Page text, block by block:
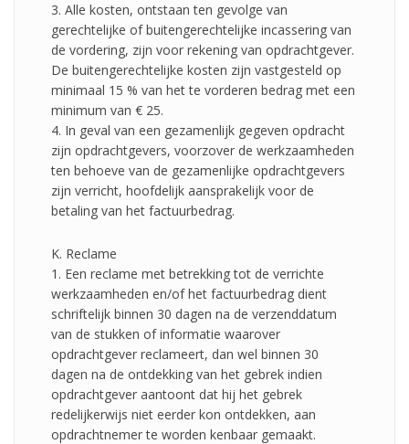
3. Alle kosten, ontstaan ten gevolge van
gerechtelijke of buitengerechtelijke incassering van
de vordering, zijn voor rekening van opdrachtgever.
De buitengerechtelijke kosten zijn vastgesteld op
minimaal 15 % van het te vorderen bedrag met een
minimum van € 25.
4. In geval van een gezamenlijk gegeven opdracht
zijn opdrachtgevers, voorzover de werkzaamheden
ten behoeve van de gezamenlijke opdrachtgevers
zijn verricht, hoofdelijk aansprakelijk voor de
betaling van het factuurbedrag.
K. Reclame
1. Een reclame met betrekking tot de verrichte
werkzaamheden en/of het factuurbedrag dient
schriftelijk binnen 30 dagen na de verzenddatum
van de stukken of informatie waarover
opdrachtgever reclameert, dan wel binnen 30
dagen na de ontdekking van het gebrek indien
opdrachtgever aantoont dat hij het gebrek
redelijkerwijs niet eerder kon ontdekken, aan
opdrachtnemer te worden kenbaar gemaakt.